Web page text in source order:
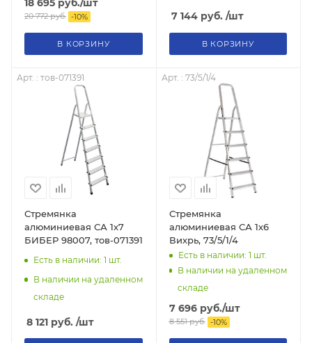
20 772руб. -10%
В КОРЗИНУ
7 144руб. /шт
В КОРЗИНУ
Арт. : тов-071391
Стремянка
алюминиевая СА 1х7
БИБЕР 98007, тов-071391
Есть в наличии: 1 шт.
В наличии на удаленном
складе
8 121 руб. /шт
Арт. : 73/5/1/4
Стремянка
алюминиевая СА 1х6
Вихрь, 73/5/1/4
Есть в наличии: 1 шт.
В наличии на удаленном
складе
7 696руб./шт
8 551руб. -10%